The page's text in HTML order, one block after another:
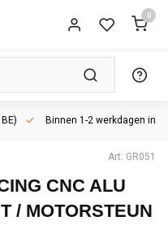
0
Binnen 1-2 werkdagen in
Art: GR051
CNC ALU
/ MOTORSTEUN